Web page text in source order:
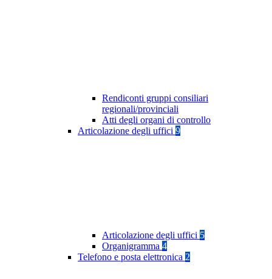
Rendiconti gruppi consiliari
regionali/provinciali
Atti degli organi di controllo
Articolazione degli uffici 9
Articolazione degli uffici 5
Organigramma 4
Telefono e posta elettronica 2